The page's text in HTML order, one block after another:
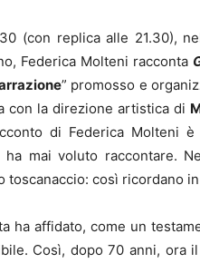
(con replica alle 21.30),
Federica Molteni racconta
” promosso e
con la direzione artistica di
di Federica Molteni
ha mai voluto raccontare.
toscanaccio: così ricordano
ha affidato, come un
Così, dopo 70 anni, ora